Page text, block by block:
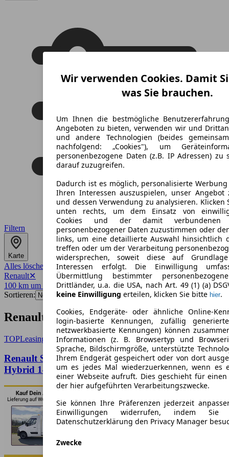
Filtern
Karte
Alles löschen
Renault✕
100 km um 76133✕
Sortieren:
Renault-Angebote in Karlsruhe
TOPLeasing
Renault Symbioz SYMBIOZ Iconic E-Tech Full
Hybrid 145 PanoD
Wir verwenden Cookies. Damit
was Sie brauchen.
Um Ihnen die bestmögliche
Angeboten zu bieten, verwenden wir und
und andere Technologien (beides
nachfolgend: „Cookies"), um
personenbezogene Daten (z.B. IP Adressen) zu
darauf zuzugreifen.
Dadurch ist es möglich, personalisierte
Ihren Interessen auszuspielen, unser Angebot
und dessen Verwendung zu analysieren. Klicken
unten rechts, um dem Einsatz von
Cookies und der damit verbundenen
personenbezogener Daten zuzustimmen oder
links, um eine detaillierte Auswahl hinsichtlich
treffen oder um der Verarbeitung
widersprechen, soweit diese auf
Interessen erfolgt. Die Einwilligung
Übermittlung bestimmter
Drittländer, u.a. die USA, nach Art. 49 (1) (a)
keine Einwilligung erteilen, klicken Sie bitte hier.
Cookies, Endgeräte- oder ähnliche Online-
login-basierte Kennungen, zufällig
netzwerkbasierte Kennungen) können
Informationen (z. B. Browsertyp und
Sprache, Bildschirmgröße, unterstützte
Ihrem Endgerät gespeichert oder von dort
um es jedes Mal wiederzuerkennen, wenn es
einer Webseite aufruft. Dies geschieht für
der hier aufgeführten Verarbeitungszwecke.
Sie können Ihre Präferenzen jederzeit
Einwilligungen widerrufen, indem
Datenschutzerklärung den Privacy Manager
Zwecke